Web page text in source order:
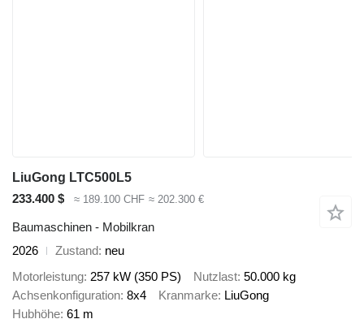
LiuGong LTC500L5
233.400 $
≈ 189.100 CHF ≈ 202.300 €
Baumaschinen - Mobilkran
2026
Zustand neu
Motorleistung 257 kW (350 PS) Nutzlast 50.000 kg
Achsenkonfiguration 8x4 Kranmarke LiuGong
Hubhöhe 61 m